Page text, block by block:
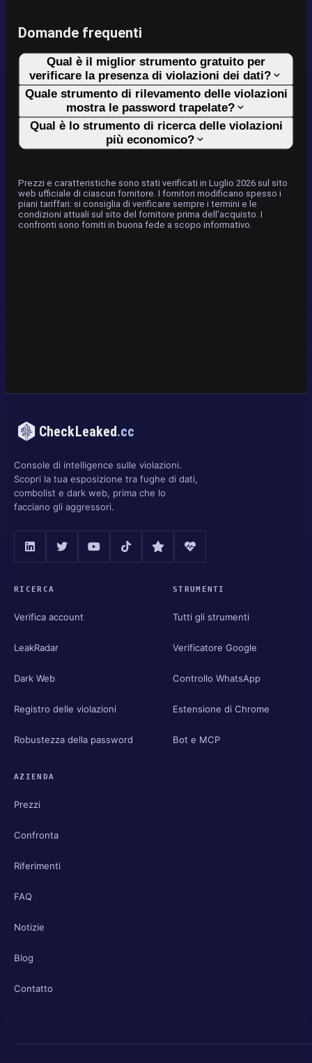
Domande frequenti
Qual è il miglior strumento gratuito per
verificare la presenza di violazioni dei dati?
Quale strumento di rilevamento delle violazioni
mostra le password trapelate?
Qual è lo strumento di ricerca delle violazioni
più economico?
Prezzi e caratteristiche sono stati verificati in Luglio 2026 sul sito
web ufficiale di ciascun fornitore. I fornitori modificano spesso i
piani tariffari: si consiglia di verificare sempre i termini e le
condizioni attuali sul sito del fornitore prima dell'acquisto. I
confronti sono forniti in buona fede a scopo informativo.
CheckLeaked.cc
Console di intelligence sulle violazioni.
Scopri la tua esposizione tra fughe di dati,
combolist e dark web, prima che lo
facciano gli aggressori.
RICERCA
Verifica account
LeakRadar
Dark Web
Registro delle violazioni
Robustezza della password
STRUMENTI
Tutti gli strumenti
Verificatore Google
Controllo WhatsApp
Estensione di Chrome
Bot e MCP
AZIENDA
Prezzi
Confronta
Riferimenti
FAQ
Notizie
Blog
Contatto